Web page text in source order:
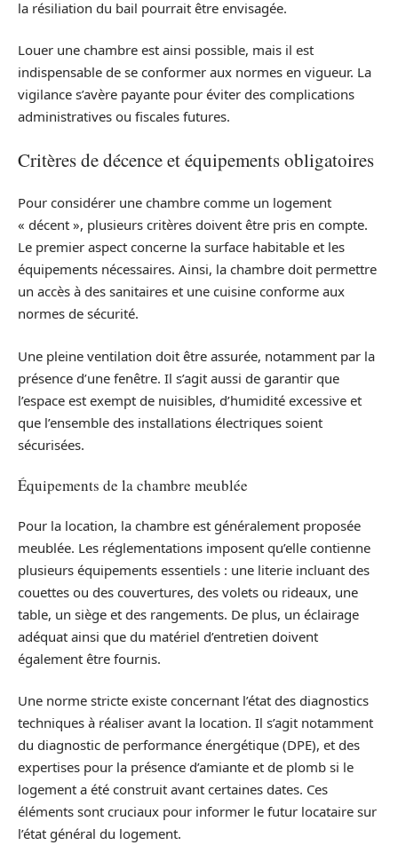
la résiliation du bail pourrait être envisagée.
Louer une chambre est ainsi possible, mais il est
indispensable de se conformer aux normes en vigueur. La
vigilance s’avère payante pour éviter des complications
administratives ou fiscales futures.
Critères de décence et équipements obligatoires
Pour considérer une chambre comme un logement
« décent », plusieurs critères doivent être pris en compte.
Le premier aspect concerne la surface habitable et les
équipements nécessaires. Ainsi, la chambre doit permettre
un accès à des sanitaires et une cuisine conforme aux
normes de sécurité.
Une pleine ventilation doit être assurée, notamment par la
présence d’une fenêtre. Il s’agit aussi de garantir que
l’espace est exempt de nuisibles, d’humidité excessive et
que l’ensemble des installations électriques soient
sécurisées.
Équipements de la chambre meublée
Pour la location, la chambre est généralement proposée
meublée. Les réglementations imposent qu’elle contienne
plusieurs équipements essentiels : une literie incluant des
couettes ou des couvertures, des volets ou rideaux, une
table, un siège et des rangements. De plus, un éclairage
adéquat ainsi que du matériel d’entretien doivent
également être fournis.
Une norme stricte existe concernant l’état des diagnostics
techniques à réaliser avant la location. Il s’agit notamment
du diagnostic de performance énergétique (DPE), et des
expertises pour la présence d’amiante et de plomb si le
logement a été construit avant certaines dates. Ces
éléments sont cruciaux pour informer le futur locataire sur
l’état général du logement.